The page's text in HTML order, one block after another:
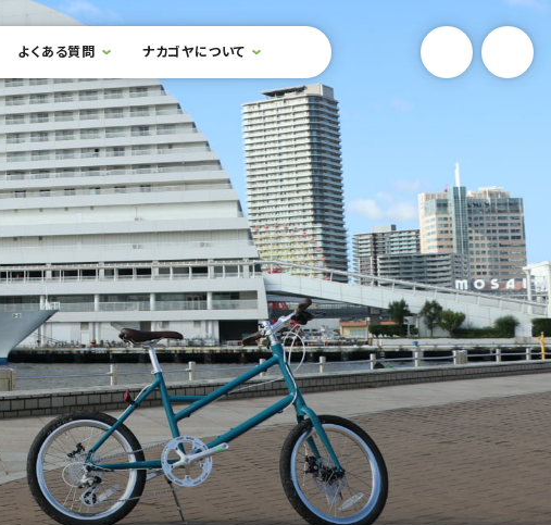
よくある質問 ナカゴヤについて 検索フォームを開閉する YouTube